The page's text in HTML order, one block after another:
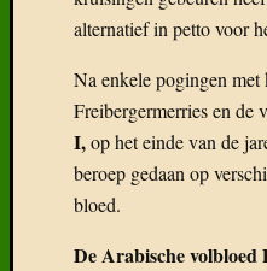
alternatief in petto voor
Na enkele pogingen
Freibergermerries en de
I,op het einde van de
beroep gedaan op
bloed.
De Arabische